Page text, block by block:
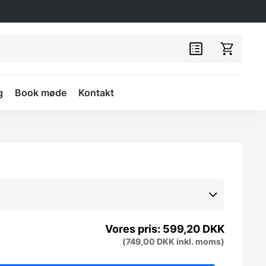
Book møde Kontakt
599,20 DKK
(749,00 DKK inkl. moms)